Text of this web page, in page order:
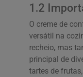
1.2
O creme de
versátil na
recheio, mas
principal de
tartes de